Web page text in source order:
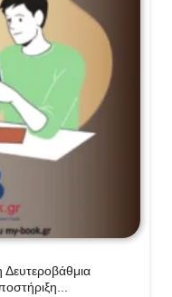
Δευτεροβάθμια